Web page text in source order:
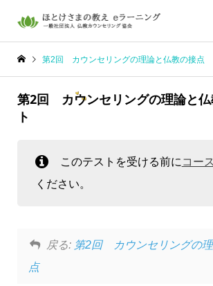
第2回 カウンセリングの理論と仏教の接点
第2回 カウンセリングの理論と仏
ト
このテストを受ける前に コース
ください。
戻る: 第2回 カウンセリングの
点